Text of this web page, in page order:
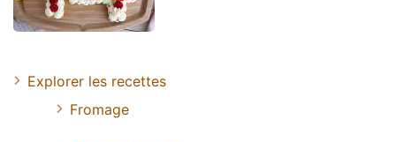
Explorer les recettes
Fromage